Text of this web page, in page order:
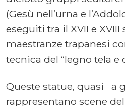
(Gesù nell’urna e
eseguiti tra il XVII e XVIII
maestranze trapanesi
tecnica del “legno tela e
Queste statue, quasi a
rappresentano scene